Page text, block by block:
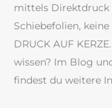
mittels Direktdruck
Schiebefolien,
DRUCK AUF
wissen? Im Blog
findest du weitere